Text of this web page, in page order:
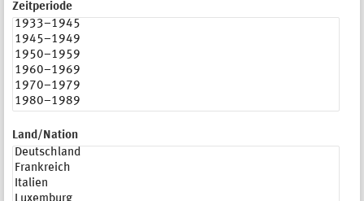
Zeitperiode
Land/Nation